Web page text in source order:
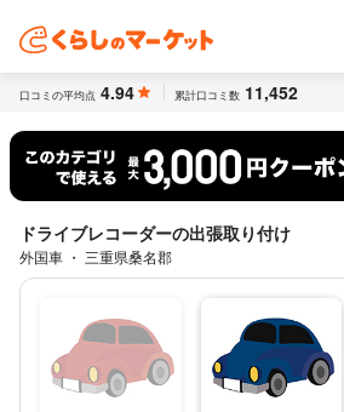
口コミの平均点 4.94 累計口コミ数 11,452
ドライブレコーダーの出張取り付け
外国車 ・ 三重県桑名郡